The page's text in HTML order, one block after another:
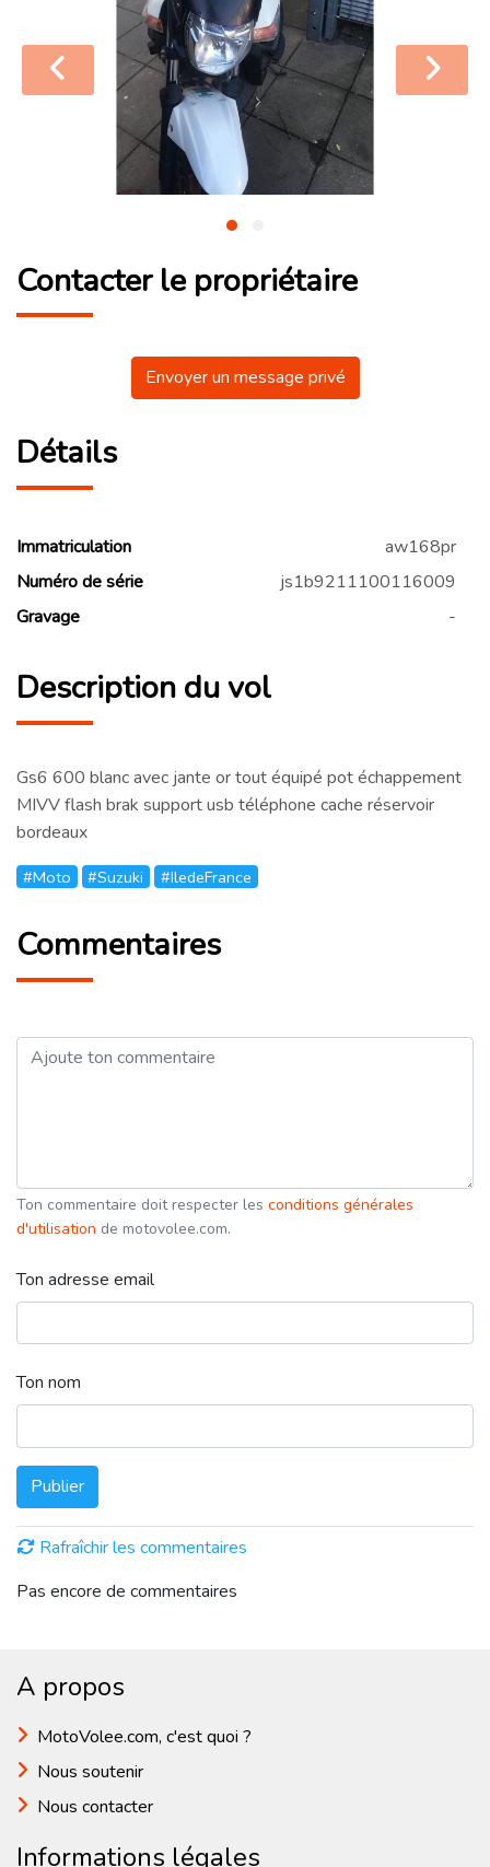
Contacter le propriétaire
Envoyer un message privé
Détails
Immatriculation
aw168pr
Numéro de série
js1b9211100116009
Gravage
-
Description du vol
Gs6 600 blanc avec jante or tout équipé pot échappement
MIVV flash brak support usb téléphone cache réservoir
bordeaux
#Moto #Suzuki #IledeFrance
Commentaires
Ton commentaire doit respecter les conditions générales
d'utilisation de motovolee.com.
Ton adresse email
Ton nom
Publier
Rafraîchir les commentaires
Pas encore de commentaires
A propos
MotoVolee.com, c'est quoi ?
Nous soutenir
Nous contacter
Informations légales